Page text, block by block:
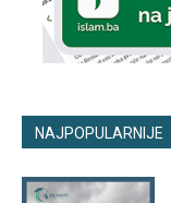
NAJPOPULARNIJE